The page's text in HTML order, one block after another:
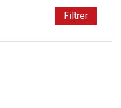
Filtrer